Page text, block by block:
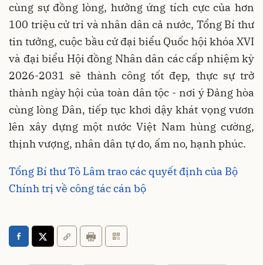
cùng sự đồng lòng, hưởng ứng tích cực của hơn
100 triệu cử tri và nhân dân cả nước, Tổng Bí thư
tin tưởng, cuộc bầu cử đại biểu Quốc hội khóa XVI
và đại biểu Hội đồng Nhân dân các cấp nhiệm kỳ
2026-2031 sẽ thành công tốt đẹp, thực sự trở
thành ngày hội của toàn dân tộc - nơi ý Đảng hòa
cùng lòng Dân, tiếp tục khơi dậy khát vọng vươn
lên xây dựng một nước Việt Nam hùng cường,
thịnh vượng, nhân dân tự do, ấm no, hạnh phúc.
Tổng Bí thư Tô Lâm trao các quyết định của Bộ
Chính trị về công tác cán bộ